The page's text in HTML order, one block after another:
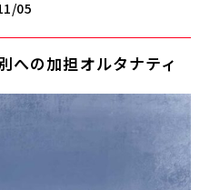
05
の加担――オルタナティ